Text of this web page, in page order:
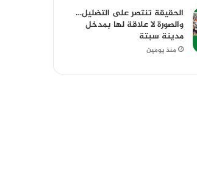
الحقيقة تنتصر على التضليل…
والصورة لا علاقة لها بمدخل
مدينة سبتة
منذ يومين